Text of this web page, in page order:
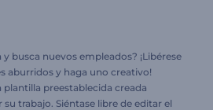
busca nuevos empleados? ¡Libérese
aburridos y haga uno creativo!
preestablecida creada
trabajo. Siéntase libre de editar el